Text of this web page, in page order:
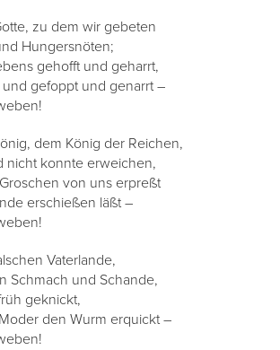
zu dem wir gebeten
Hungersnöten;
gehofft und geharrt,
und gefoppt und genarrt –
dem König der Reichen,
nicht konnte erweichen,
von uns erpreßt
erschießen läßt –
Vaterlande,
Schmach und Schande,
geknickt,
den Wurm erquickt –